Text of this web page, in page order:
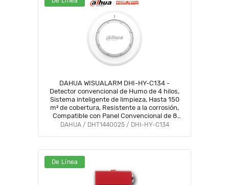
DAHUA WISUALARM DHI-HY-C134 -
Detector convencional de Humo de 4 hilos,
Sistema inteligente de limpieza, Hasta 150
m² de cobertura, Resistente a la corrosión,
Compatible con Panel Convencional de 8
zonas #LoNuevo #Wisualarm #WO
DAHUA / DHT1440025 / DHI-HY-C134
De Línea